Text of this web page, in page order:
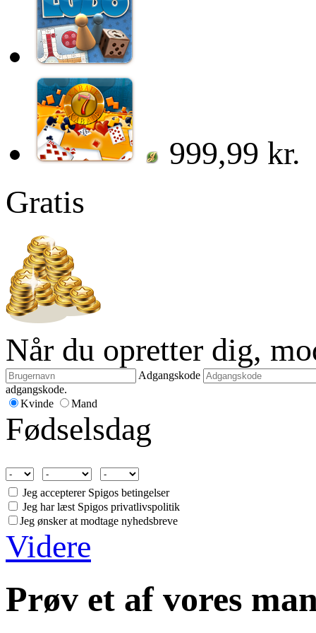
999,99 kr.
Gratis
Når du opretter dig,
Adgangskode
adgangskode.
Kvinde
Mand
Fødselsdag
Jeg accepterer Spigos betingelser
Jeg har læst Spigos privatlivspolitik
Jeg ønsker at modtage nyhedsbreve
Videre
Prøv et af vores